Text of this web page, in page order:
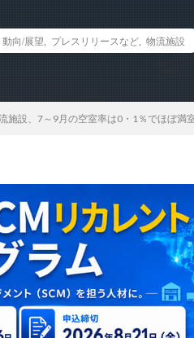
動向/展望 プレスリリースなど 物流施設
施設、7～9月の空室率は0・1％でほぼ満